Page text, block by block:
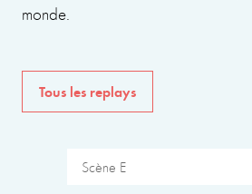
monde.
Tous les replays
Scène E